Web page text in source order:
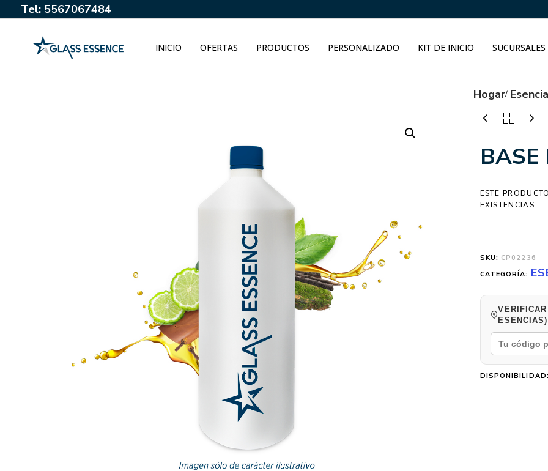
Tel: 5567067484
INICIO OFERTAS PRODUCTOS PERSONALIZADO KIT DE INICIO SUCURSALES
Hogar
BASE
ESTE
EXISTENCIAS.
SKU: CP02236
CATEGORÍA:
ESENCIAS)